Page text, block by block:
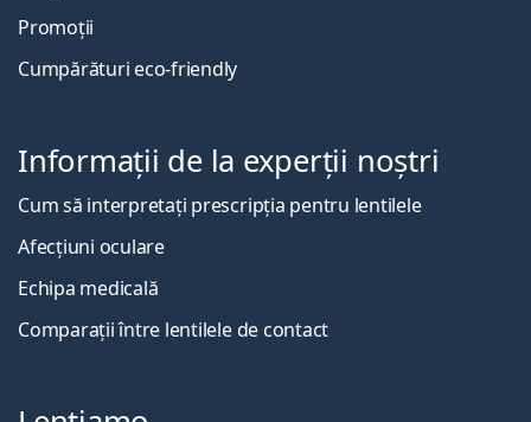
Promoții
Cumpărături eco-friendly
Informații de la experții noștri
Cum să interpretați prescripția pentru lentilele
Afecțiuni oculare
Echipa medicală
Comparații între lentilele de contact